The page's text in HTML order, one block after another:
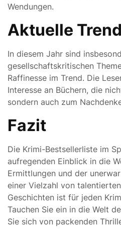
Wendungen.
Aktuelle
In diesem Jahr sind
gesellschaftskritischen
Raffinesse im Trend. Die
Interesse an Büchern, die
sondern auch zum
Fazit
Die Krimi-Bestsellerliste im
aufregenden Einblick in die
Ermittlungen und der
einer Vielzahl von
Geschichten ist für jeden
Tauchen Sie ein in die Welt
Sie sich von packenden